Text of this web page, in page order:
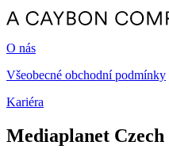
O nás
Všeobecné obchodní podmínky
Kariéra
Mediaplanet Czech